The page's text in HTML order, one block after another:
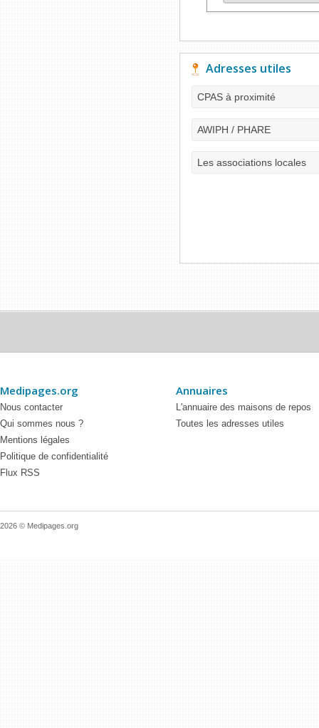
Adresses utiles
CPAS à proximité
AWIPH / PHARE
Les associations locales
Medipages.org
Nous contacter
Qui sommes nous ?
Mentions légales
Politique de confidentialité
Flux RSS
Annuaires
L'annuaire des maisons de repos
Toutes les adresses utiles
2026 © Medipages.org